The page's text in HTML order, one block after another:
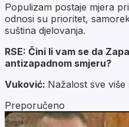
Populizam postaje mjera
odnosi su prioritet,
suština djelovanja.
RSE: Čini li vam se da
antizapadnom smjeru?
Vuković: Nažalost sve
Preporučeno